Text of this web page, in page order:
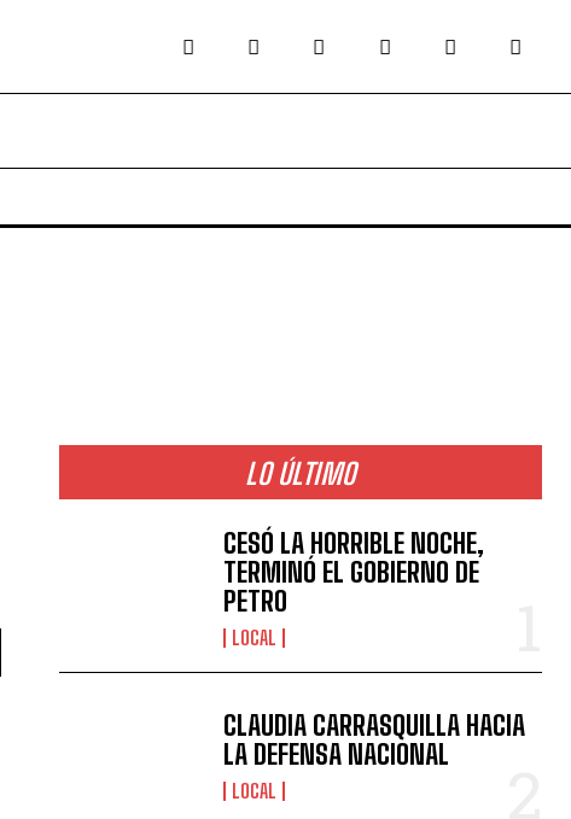
LO ÚLTIMO
CESÓ LA HORRIBLE NOCHE,
TERMINÓ EL GOBIERNO DE
PETRO
LOCAL
CLAUDIA CARRASQUILLA HACIA
LA DEFENSA NACIONAL
LOCAL